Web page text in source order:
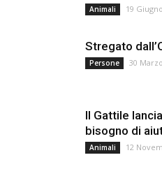
Animali 19
Stregato
Persone 30
Il Gattile
bisogno di
Animali 12